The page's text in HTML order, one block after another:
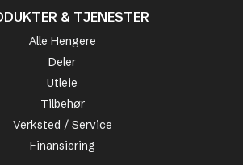
& TJENESTER
Alle Hengere
Deler
Utleie
Tilbehør
Verksted / Service
Finansiering